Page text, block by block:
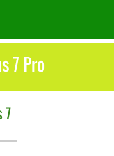
7 Pro
7